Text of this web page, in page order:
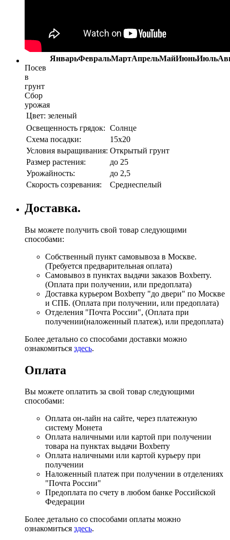
ЯнварьФевральМартАпрельМайИюньИюль
Посев
в
грунт
Сбор
урожая
Цвет: зеленый
Освещенность грядок: Солнце
Схема посадки:
15х20
Условия выращивания: Открытый грунт
Размер растения:
до 25
Урожайность:
до 2,5
Скорость созревания:
Среднеспелый
Доставка.
Вы можете получить свой товар следующими
способами:
Собственный пункт самовывоза в Москве.
(Требуется предварительная оплата)
Самовывоз в пунктах выдачи заказов Boxberry.
(Оплата при получении, или предоплата)
Доставка курьером Boxberry "до двери" по Москве
и СПБ. (Оплата при получении, или предоплата)
Отделения "Почта России", (Оплата при
получении(наложенный платеж), или предоплата)
Более детально со способами доставки можно
ознакомиться здесь.
Оплата
Вы можете оплатить за свой товар следующими
способами:
Оплата он-лайн на сайте, через платежную
систему Монета
Оплата наличными или картой при получении
товара на пунктах выдачи Boxberry
Оплата наличными или картой курьеру при
получении
Наложенный платеж при получении в отделениях
"Почта России"
Предоплата по счету в любом банке Российской
Федерации
Более детально со способами оплаты можно
ознакомиться здесь.